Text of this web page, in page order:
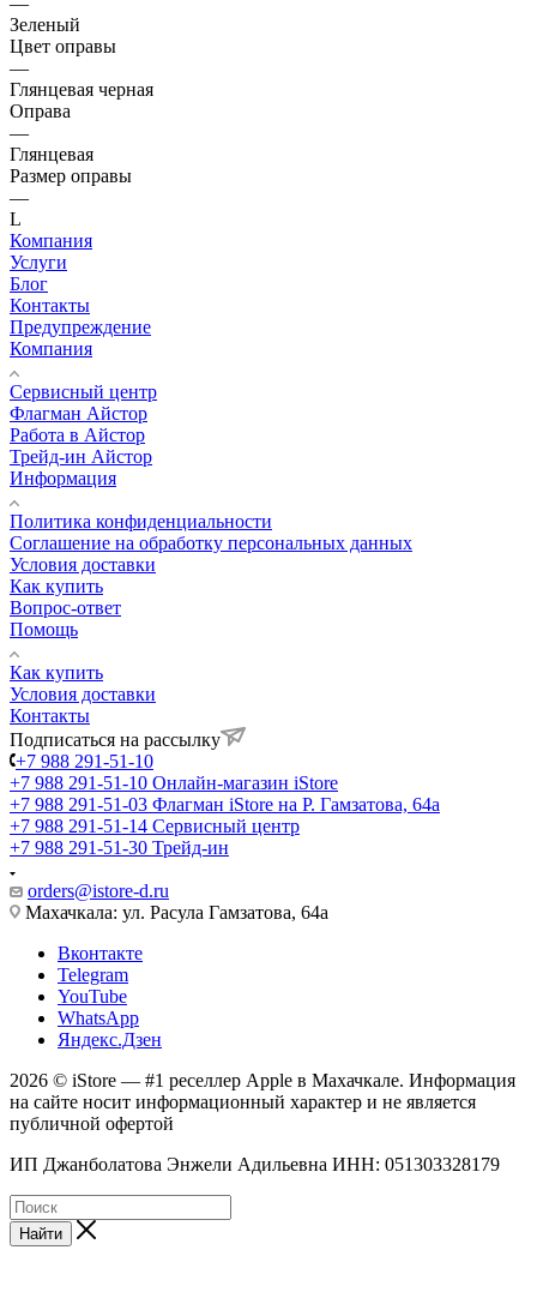
Зеленый
Цвет оправы
—
Глянцевая черная
Оправа
—
Глянцевая
Размер оправы
—
L
Компания
Услуги
Блог
Контакты
Предупреждение
Компания
Сервисный центр
Флагман Айстор
Работа в Айстор
Трейд-ин Айстор
Информация
Политика конфиденциальности
Соглашение на обработку персональных данных
Условия доставки
Как купить
Вопрос-ответ
Помощь
Как купить
Условия доставки
Контакты
Подписаться на рассылку
+7 988 291-51-10
+7 988 291-51-10 Онлайн-магазин iStore
+7 988 291-51-03 Флагман iStore на Р. Гамзатова, 64а
+7 988 291-51-14 Сервисный центр
+7 988 291-51-30 Трейд-ин
orders@istore-d.ru
Махачкала: ул. Расула Гамзатова, 64а
Вконтакте
Telegram
YouTube
WhatsApp
Яндекс.Дзен
2026 © iStore — #1 реселлер Apple в Махачкале. Информация
на сайте носит информационный характер и не является
публичной офертой
ИП Джанболатова Энжели Адильевна ИНН: 051303328179
Найти